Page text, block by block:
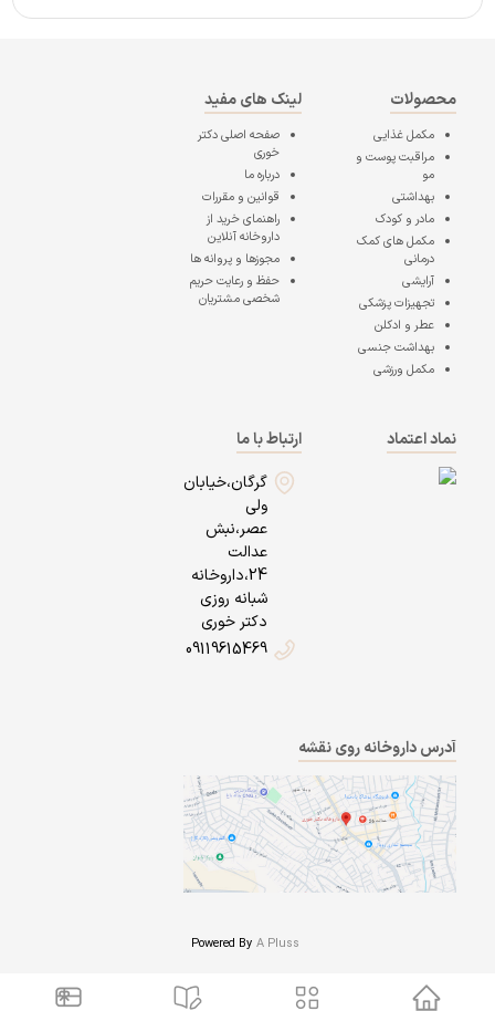
محصولات
مکمل غذایی
مراقبت پوست و
مو
بهداشتی
مادر و کودک
مکمل های کمک
درمانی
آرایشی
تجهیزات پزشکی
عطر و ادکلن
بهداشت جنسی
مکمل ورزشی
لینک های مفید
صفحه اصلیدکتر
خوری
درباره ما
قوانین و مقررات
راهنمای خرید از
داروخانه آنلاین
مجوزها و پروانه ها
حفظ و رعایت حریم
شخصی مشتریان
نماد اعتماد
ارتباط با ما
گرگان،خیابان
ولی
عصر،نبش
عدالت
24،داروخانه
شبانه روزی
دکتر خوری
09119615469
آدرس داروخانه روی نقشه
A Pluss
Powered By